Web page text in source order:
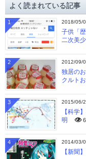
ブよく読まれている記事
2018/05/
子供「
二次美
1
2012/09/
独居の
クルト
2
2015/06/
【科学
明
3
2014/03/
【新聞
4